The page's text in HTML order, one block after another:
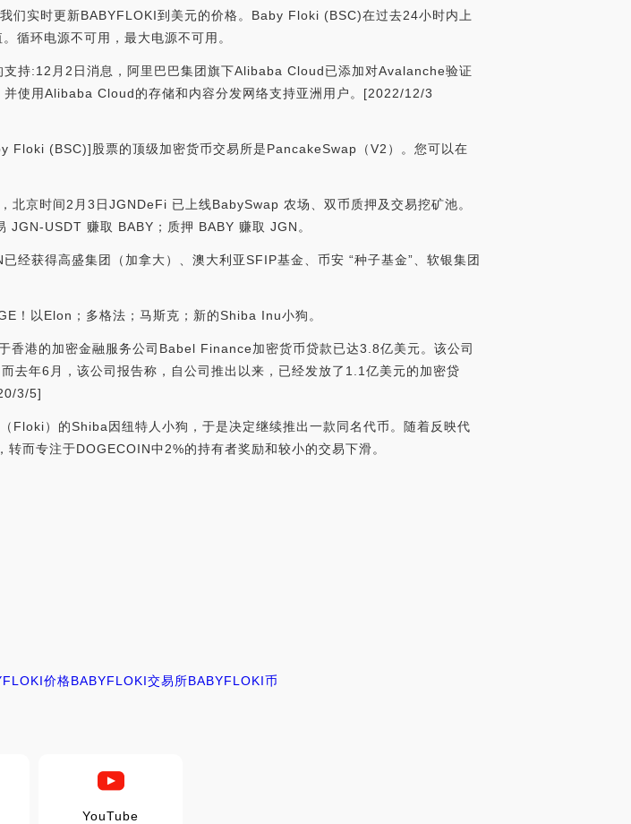
实时更新BABYFLOKI到美元的价格。Baby Floki (BSC)在过去24小时内上
循环电源不可用，最大电源不可用。
持:12月2日消息，阿里巴巴集团旗下Alibaba Cloud已添加对Avalanche验证
使用Alibaba Cloud的存储和内容分发网络支持亚洲用户。[2022/12/3
Floki (BSC)]股票的顶级加密货币交易所是PancakeSwap（V2）。您可以在
京时间2月3日JGNDeFi 已上线BabySwap 农场、双币质押及交易挖矿池。
USDT 赚取 BABY；质押 BABY 赚取 JGN。
获得高盛集团（加拿大）、澳大利亚SFIP基金、币安 “种子基金”、软银集团
！以Elon；多格法；马斯克；新的Shiba Inu小狗。
港的加密金融服务公司Babel Finance加密货币贷款已达3.8亿美元。该公司
去年6月，该公司报告称，自公司推出以来，已经发放了1.1亿美元的加密贷
3/5]
Floki）的Shiba因纽特人小狗，于是决定继续推出一款同名代币。随着反映代
而专注于DOGECOIN中2%的持有者奖励和较小的交易下滑。
价格BABYFLOKI交易所BABYFLOKI币
YouTube